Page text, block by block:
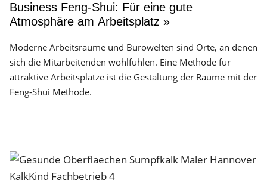
Business Feng-Shui: Für eine gute
Atmosphäre am Arbeitsplatz »
Moderne Arbeitsräume und Bürowelten sind Orte, an denen
sich die Mitarbeitenden wohlfühlen. Eine Methode für
attraktive Arbeitsplätze ist die Gestaltung der Räume mit der
Feng-Shui Methode.